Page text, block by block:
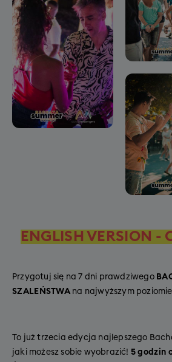
ENGLISH VERSION -
Przygotuj się na 7 dni prawdziwego
SZALEŃSTWAna najwyższym
To już trzecia edycja najlepszego
jaki możesz sobie wyobrazić! 5 godzin